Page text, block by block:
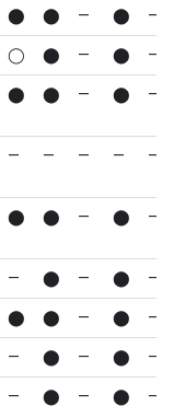
⬤ ⬤ — ⬤ —
◯ ⬤ — ⬤ —
⬤ ⬤ — ⬤ —
— — — — —
⬤ ⬤ — ⬤ —
— ⬤ — ⬤ —
⬤ ⬤ — ⬤ —
— ⬤ — ⬤ —
— ⬤ — ⬤ —